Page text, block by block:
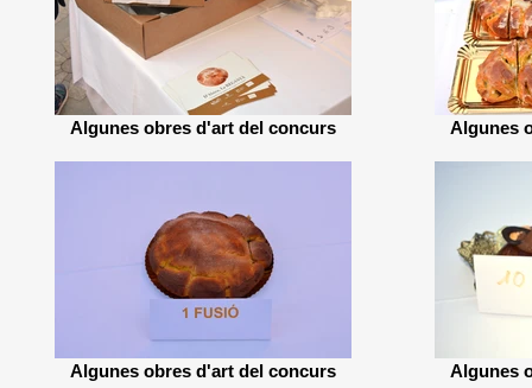
Algunes obres d'art del concurs Algunes
Algunes obres d'art del concurs Algunes